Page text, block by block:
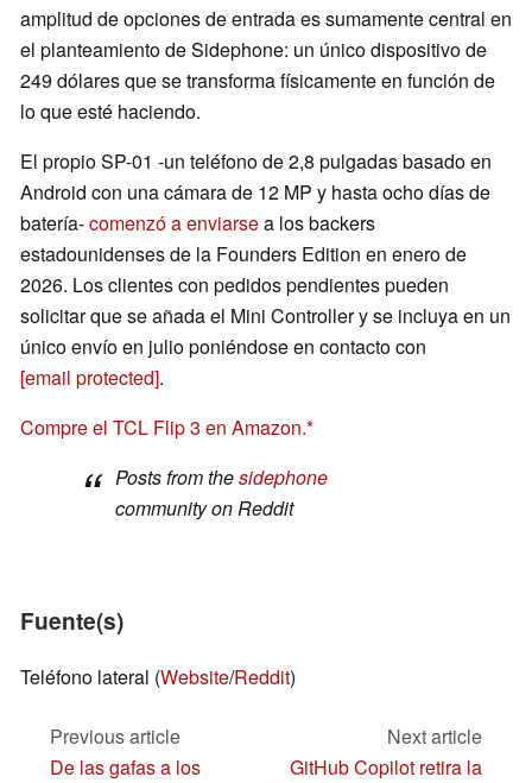
amplitud de opciones de entrada es sumamente central en
el planteamiento de Sidephone: un único dispositivo de
249 dólares que se transforma físicamente en función de
lo que esté haciendo.
El propio SP-01 -un teléfono de 2,8 pulgadas basado en
Android con una cámara de 12 MP y hasta ocho días de
batería-comenzó a enviarsea los backers
estadounidenses de la Founders Edition en enero de
2026. Los clientes con pedidos pendientes pueden
solicitar que se añada el Mini Controller y se incluya en un
único envío en julio poniéndose en contacto con
[email protected].
Compre el TCL Flip 3 en Amazon.
Posts from thesidephone
community on Reddit
Fuente(s)
Teléfono lateral (Website/Reddit)
Previous article
De las gafas a los
Next article
GitHub Copilot retira la